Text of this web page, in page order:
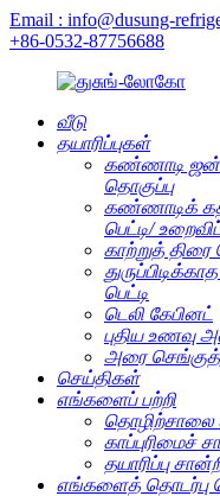
Email : info@dusung-
+86-0532-87756688
வீடு
தயாரிப்புகள்
கண்ணாடி
தொகுப்பு
கண்ணாடிக்
பெட்டி/
காற்றுத் திரை
பெட்டி
டெலி கேபினட்
புதிய உணவு
அரை
செய்திகள்
எங்களைப் பற்றி
தொழிற்சாலை
காப்புரிமைச்
தயாரிப்பு
எங்களைத்